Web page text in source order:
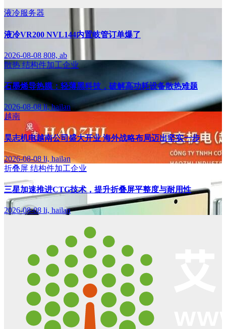
液冷服务器
液冷VR200 NVL144内置岐管订单爆了
2026-08-08 808, ab
散热 结构件加工企业
石墨烯导热膜：轻薄黑科技，破解高功耗设备散热难题
2026-08-08li, hailan
越南
昊志机电越南公司盛大开业 海外战略布局迈出坚实一步
2026-08-08li, hailan
折叠屏 结构件加工企业
三星加速推进CTG技术，提升折叠屏平整度与耐用性
2026-08-08 li, hailan